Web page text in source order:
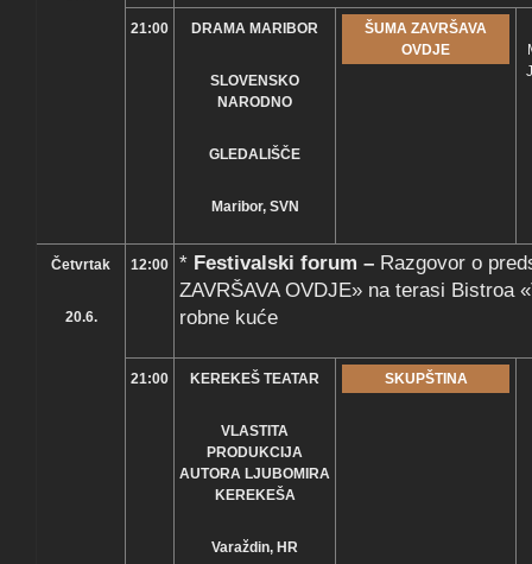
21:00 DRAMA MARIBOR
SLOVENSKO
NARODNO
GLEDALIŠČE
Maribor, SVN
ŠUMA ZAVRŠAVA
OVDJE
Četvrtak
20.6.
12:00 * Festivalski forum – Razgovor o
ZAVRŠAVA OVDJE» na terasi Bistroa
robne kuće
21:00 KEREKEŠ TEATAR
VLASTITA
PRODUKCIJA
AUTORA LJUBOMIRA
KEREKEŠA
Varaždin, HR
SKUPŠTINA